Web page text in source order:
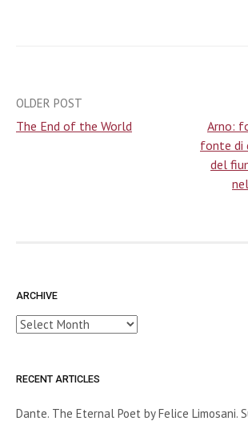
Post
navigation
OLDER POST
The End of the World
Arno:
fonte di
del
ARCHIVE
Archive
RECENT ARTICLES
Dante. The Eternal Poet by Felice Limosani.